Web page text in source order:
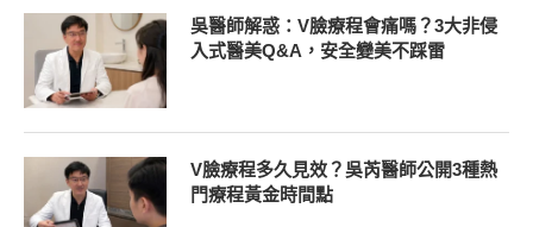
吳醫師解惑：V臉療程會痛嗎？3大非侵
入式醫美Q&A，安全變美不踩雷
V臉療程多久見效？吳芮醫師公開3種熱
門療程黃金時間點